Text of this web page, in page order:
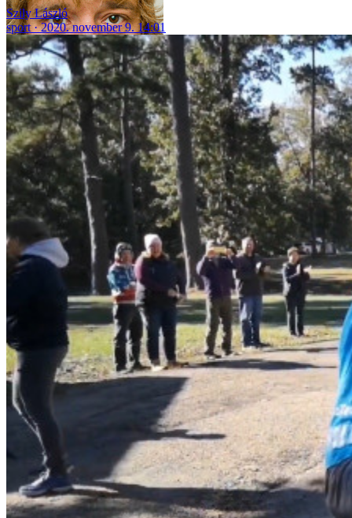
Szily László
sport
2020. november 9. 14:01